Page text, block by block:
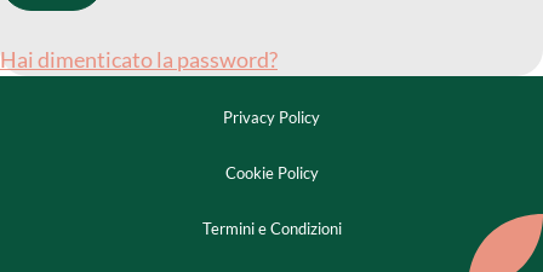
Hai dimenticato la password?
Privacy Policy
Cookie Policy
Termini e Condizioni